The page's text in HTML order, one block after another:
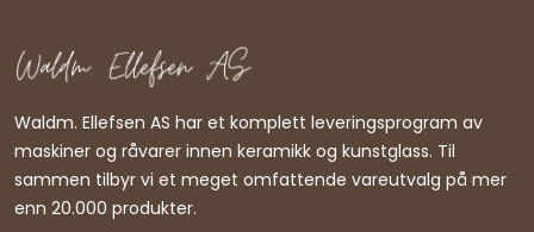
Waldm. Ellefsen AS har et komplett leveringsprogram av
maskiner og råvarer innen keramikk og kunstglass. Til
sammen tilbyr vi et meget omfattende vareutvalg på mer
enn 20.000 produkter.